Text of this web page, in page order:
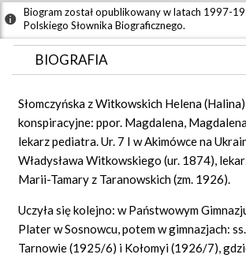
Biogram został opublikowany w latach 1997-
Polskiego Słownika Biograficznego.
BIOGRAFIA
GRAF POWIĄZAŃ
DYSKUSJA
Słomczyńska z Witkowskich Helena
konspiracyjne: ppor. Magdalena,
lekarz pediatra. Ur. 7 I w Akimówce na
Władysława Witkowskiego (ur. 1874),
Marii-Tamary z Taranowskich (zm. 1926).
Uczyła się kolejno: w Państwowym
Plater w Sosnowcu, potem w gimnazjach:
Tarnowie (1925/6) i Kołomyi (1926/7),